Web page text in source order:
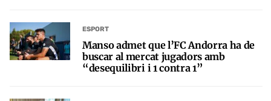
ESPORT
Manso admet que l’FC Andorra ha de
buscar al mercat jugadors amb
“desequilibri i 1 contra 1”